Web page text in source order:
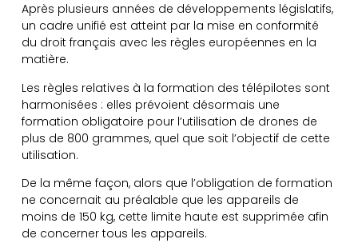
Après plusieurs années de développements législatifs,
un cadre unifié est atteint par la mise en conformité
du droit français avec les règles européennes en la
matière.
Les règles relatives à la formation des télépilotes sont
harmonisées : elles prévoient désormais une
formation obligatoire pour l’utilisation de drones de
plus de 800 grammes, quel que soit l’objectif de cette
utilisation.
De la même façon, alors que l’obligation de formation
ne concernait au préalable que les appareils de
moins de 150 kg, cette limite haute est supprimée afin
de concerner tous les appareils.